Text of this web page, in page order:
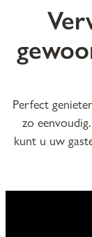
Perfect
zo
kunt u uw